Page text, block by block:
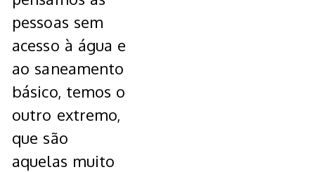
pessoas sem
acesso à água e
ao saneamento
básico, temos o
outro extremo,
que são
aquelas muito